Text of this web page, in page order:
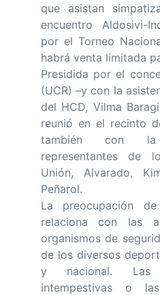
que asistan
encuentro Aldosivi-
por el Torneo
habrá venta limitada
Presidida por el
(UCR) –y con la
del HCD, Vilma
reunió en el recinto
también con
representantes de
Unión, Alvarado,
Peñarol.
La preocupación
relaciona con las
organismos de
de los diversos
y nacional. Las
intempestivas o